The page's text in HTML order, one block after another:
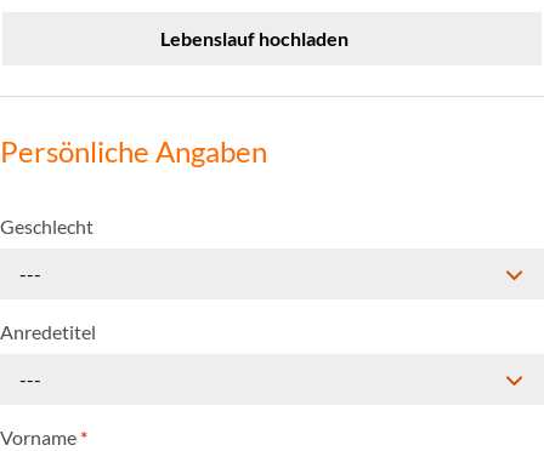
Lebenslauf hochladen
Persönliche Angaben
Geschlecht
---
Anredetitel
---
Vorname *